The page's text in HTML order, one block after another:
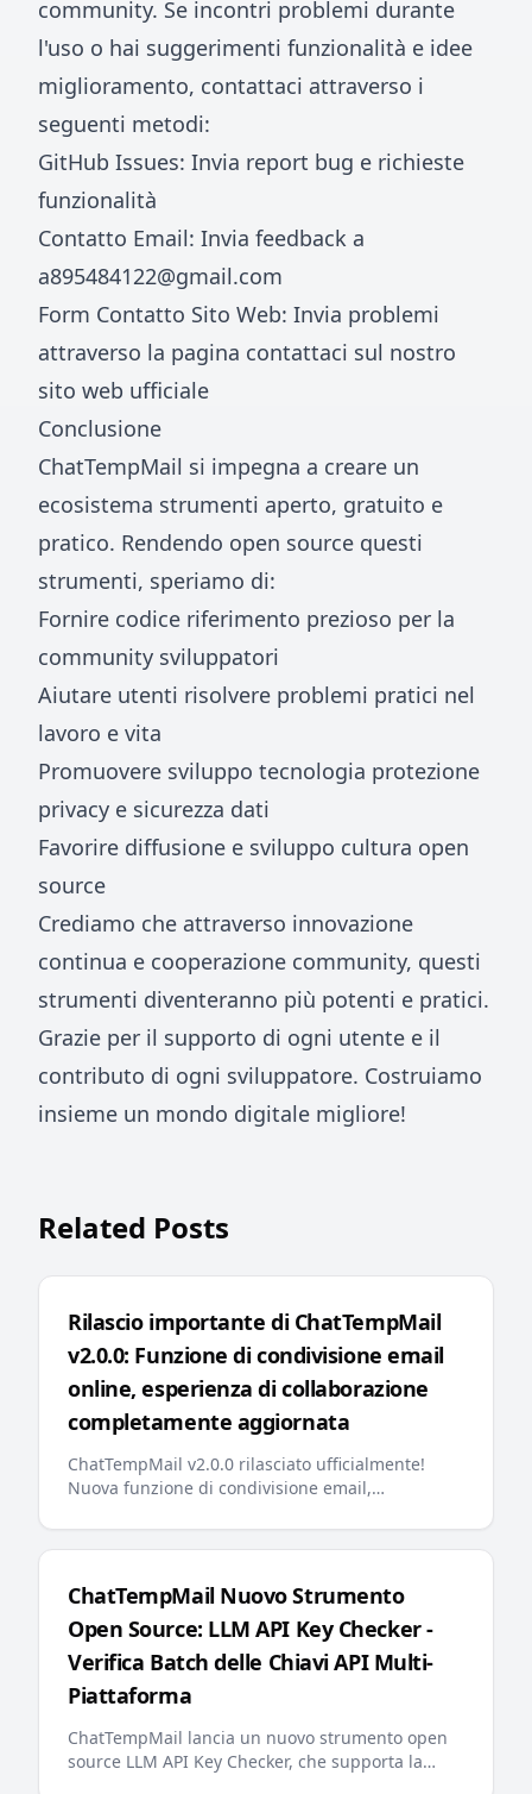
community. Se incontri problemi durante
l'uso o hai suggerimenti funzionalità e idee
miglioramento, contattaci attraverso i
seguenti metodi:
GitHub Issues: Invia report bug e richieste
funzionalità
Contatto Email: Invia feedback a
a895484122@gmail.com
Form Contatto Sito Web: Invia problemi
attraverso la pagina contattaci sul nostro
sito web ufficiale
Conclusione
ChatTempMail si impegna a creare un
ecosistema strumenti aperto, gratuito e
pratico. Rendendo open source questi
strumenti, speriamo di:
Fornire codice riferimento prezioso per la
community sviluppatori
Aiutare utenti risolvere problemi pratici nel
lavoro e vita
Promuovere sviluppo tecnologia protezione
privacy e sicurezza dati
Favorire diffusione e sviluppo cultura open
source
Crediamo che attraverso innovazione
continua e cooperazione community, questi
strumenti diventeranno più potenti e pratici.
Grazie per il supporto di ogni utente e il
contributo di ogni sviluppatore. Costruiamo
insieme un mondo digitale migliore!
Related Posts
Rilascio importante di ChatTempMail
v2.0.0: Funzione di condivisione email
online, esperienza di collaborazione
completamente aggiornata
ChatTempMail v2.0.0 rilasciato ufficialmente!
Nuova funzione di condivisione email,
email, messaggi di errore multilingue, llms.txt
importanti offrono agli utenti un'esperienza di
email temporanea più intelligente e conveniente
ChatTempMail Nuovo Strumento
Open Source: LLM API Key Checker -
Verifica Batch delle Chiavi API Multi-
Piattaforma
ChatTempMail lancia un nuovo strumento open
source LLM API Key Checker, che supporta la